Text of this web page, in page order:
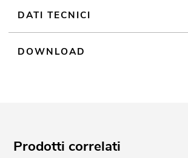
DATI TECNICI
DOWNLOAD
Prodotti correlati